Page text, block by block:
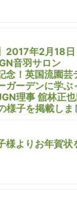
2017年2月18日
音羽サロン
念！英国流園
ガーデンに学ぶ
理事 舘林正
子を掲載しま
様よりお年賀状